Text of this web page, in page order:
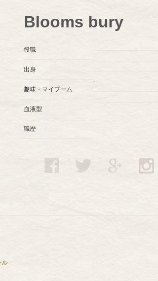
Blooms bury
役職
出身
趣味・マイブーム
血液型
-
職歴
ル